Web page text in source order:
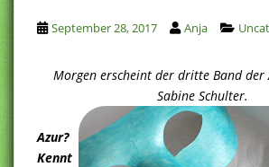
September 28, 2017 Anja
Morgen erscheint der dritte Band der
Sabine Schulter.
Azur?
Kennt